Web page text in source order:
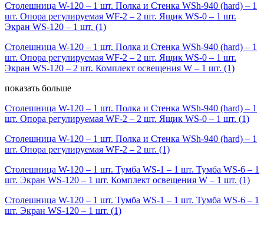
Столешница W-120 – 1 шт. Полка и Стенка WSh-940 (hard) – 1
шт. Опора регулируемая WF-2 – 2 шт. Ящик WS-0 – 1 шт.
Экран WS-120 – 1 шт. (1)
Столешница W-120 – 1 шт. Полка и Стенка WSh-940 (hard) – 1
шт. Опора регулируемая WF-2 – 2 шт. Ящик WS-0 – 1 шт.
Экран WS-120 – 2 шт. Комплект освещения W – 1 шт. (1)
показать больше
Столешница W-120 – 1 шт. Полка и Стенка WSh-940 (hard) – 1
шт. Опора регулируемая WF-2 – 2 шт. Ящик WS-0 – 1 шт. (1)
Столешница W-120 – 1 шт. Полка и Стенка WSh-940 (hard) – 1
шт. Опора регулируемая WF-2 – 2 шт. (1)
Столешница W-120 – 1 шт. Тумба WS-1 – 1 шт. Тумба WS-6 – 1
шт. Экран WS-120 – 1 шт. Комплект освещения W – 1 шт. (1)
Столешница W-120 – 1 шт. Тумба WS-1 – 1 шт. Тумба WS-6 – 1
шт. Экран WS-120 – 1 шт. (1)